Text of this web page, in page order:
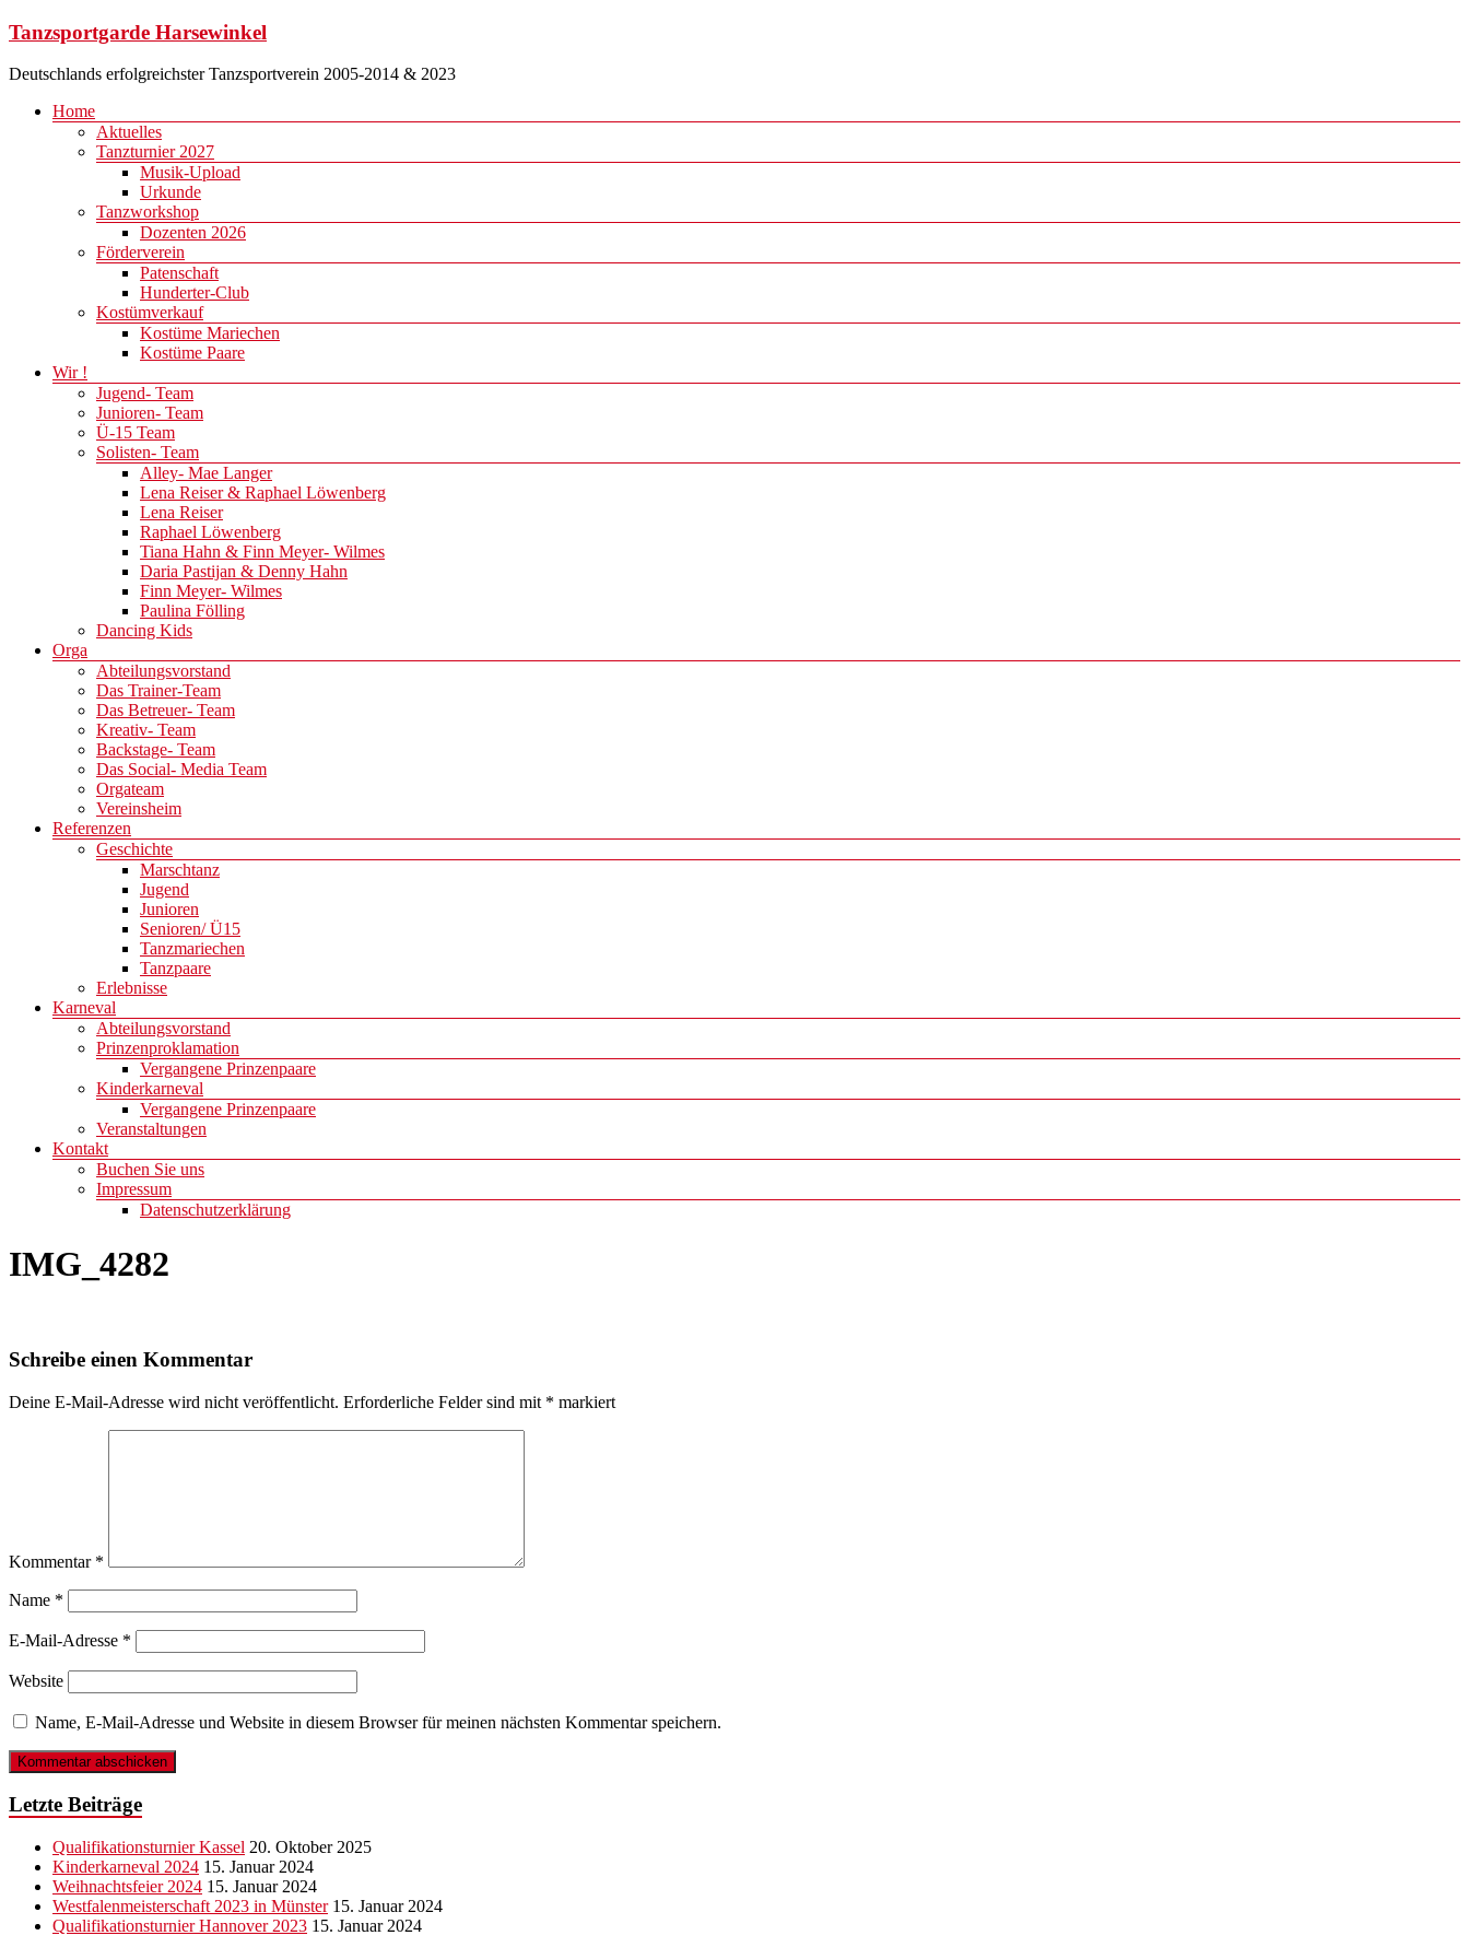
Zum
springen
Tanzsportgarde Harsewinkel
Deutschlands erfolgreichster Tanzsportverein 2005-2014 & 2023
Menü
Home
Aktuelles
Tanzturnier 2027
Musik-Upload
Urkunde
Tanzworkshop
Dozenten 2026
Förderverein
Patenschaft
Hunderter-Club
Kostümverkauf
Kostüme Mariechen
Kostüme Paare
Wir !
Jugend- Team
Junioren- Team
Ü-15 Team
Solisten- Team
Alley- Mae Langer
Lena Reiser & Raphael Löwenberg
Lena Reiser
Raphael Löwenberg
Tiana Hahn & Finn Meyer- Wilmes
Daria Pastijan & Denny Hahn
Finn Meyer- Wilmes
Paulina Fölling
Dancing Kids
Orga
Abteilungsvorstand
Das Trainer-Team
Das Betreuer- Team
Kreativ- Team
Backstage- Team
Das Social- Media Team
Orgateam
Vereinsheim
Referenzen
Geschichte
Marschtanz
Jugend
Junioren
Senioren/ Ü15
Tanzmariechen
Tanzpaare
Erlebnisse
Karneval
Abteilungsvorstand
Prinzenproklamation
Vergangene Prinzenpaare
Kinderkarneval
Vergangene Prinzenpaare
Veranstaltungen
Kontakt
Buchen Sie uns
Impressum
Datenschutzerklärung
IMG_4282
Schreibe einen Kommentar
Deine E-Mail-Adresse wird nicht veröffentlicht. Erforderliche Felder sind mit * markiert
Kommentar *
Name *
E-Mail-Adresse *
Website
Name, E-Mail-Adresse und Website in diesem Browser für meinen nächsten Kommentar speichern.
Letzte Beiträge
Qualifikationsturnier Kassel 20. Oktober 2025
Kinderkarneval 2024 15. Januar 2024
Weihnachtsfeier 2024 15. Januar 2024
Westfalenmeisterschaft 2023 in Münster 15. Januar 2024
Qualifikationsturnier Hannover 2023 15. Januar 2024